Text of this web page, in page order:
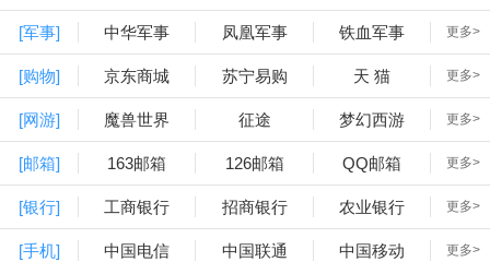
[军事] 中华军事 凤凰军事 铁血军事 更多>
[购物] 京东商城 苏宁易购 天 猫 更多>
[网游] 魔兽世界 征途 梦幻西游 更多>
[邮箱] 163邮箱 126邮箱 QQ邮箱 更多>
[银行] 工商银行 招商银行 农业银行 更多>
[手机] 中国电信 中国联通 中国移动 更多>